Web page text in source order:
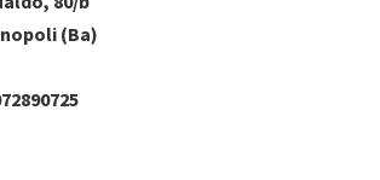
(Ba)